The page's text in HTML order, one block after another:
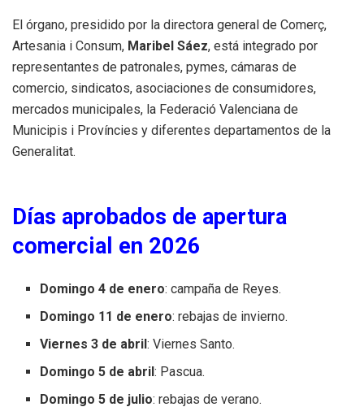
El órgano, presidido por la directora general de Comerç,
Artesania i Consum, Maribel Sáez, está integrado por
representantes de patronales, pymes, cámaras de
comercio, sindicatos, asociaciones de consumidores,
mercados municipales, la Federació Valenciana de
Municipis i Províncies y diferentes departamentos de la
Generalitat.
Días aprobados de apertura
comercial en 2026
Domingo 4 de enero: campaña de Reyes.
Domingo 11 de enero: rebajas de invierno.
Viernes 3 de abril: Viernes Santo.
Domingo 5 de abril: Pascua.
Domingo 5 de julio: rebajas de verano.